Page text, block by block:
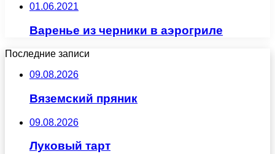
01.06.2021
Варенье из черники в аэрогриле
Последние записи
09.08.2026
Вяземский пряник
09.08.2026
Луковый тарт